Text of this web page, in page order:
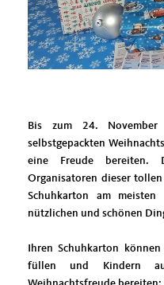
Bis zum 24.
selbstgepackten
eine Freude bereiten.
Organisatoren dieser
Schuhkarton am
nützlichen und schönen
Ihren Schuhkarton
füllen und Kindern